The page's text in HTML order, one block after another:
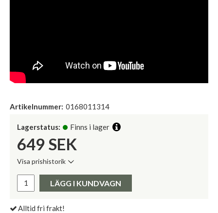
Artikelnummer: 0168011314
Lagerstatus: Finns i lager
649 SEK
Visa prishistorik
Pris:
LÄGG I KUNDVAGN
Alltid fri frakt!